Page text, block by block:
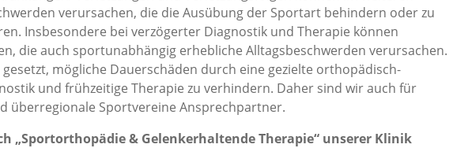
verursachen, die die Ausübung der Sportart behindern oder zu
Insbesondere bei verzögerter Diagnostik und Therapie können
die auch sportunabhängig erhebliche Alltagsbeschwerden verursachen.
mögliche Dauerschäden durch eine gezielte orthopädisch-
und frühzeitige Therapie zu verhindern. Daher sind wir auch für
überregionale Sportvereine Ansprechpartner.
„Sportorthopädie & Gelenkerhaltende Therapie“ unserer Klinik